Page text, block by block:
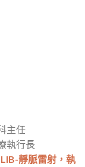
主任
執行長
靜脈雷射，執